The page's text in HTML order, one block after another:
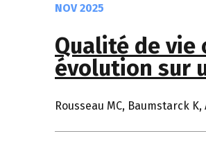
NOV 2025
Qualité de vie
évolution sur
Rousseau MC, Baumstarck